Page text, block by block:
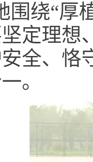
围绕“厚
定理想
全、恪
。